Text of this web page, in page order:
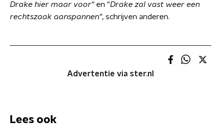
Drake hier maar voor"en "Drake zal vast weer een
rechtszaak aanspannen", schrijven anderen.
Advertentie via ster.nl
Lees ook